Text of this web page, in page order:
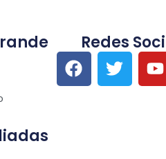
Redes